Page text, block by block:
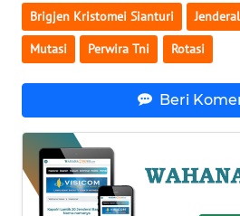
Brigjen Kristomei Sianturi
Mutasi Perwira Tni Rotasi
Beri
WN
SERAMBI
JAMBI
WN
SULTRA